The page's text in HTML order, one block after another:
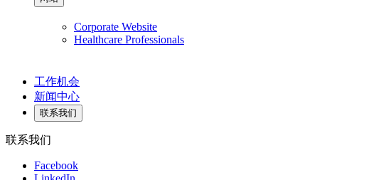
Corporate Website
Healthcare Professionals
工作机会
新闻中心
联系我们
联系我们
Facebook